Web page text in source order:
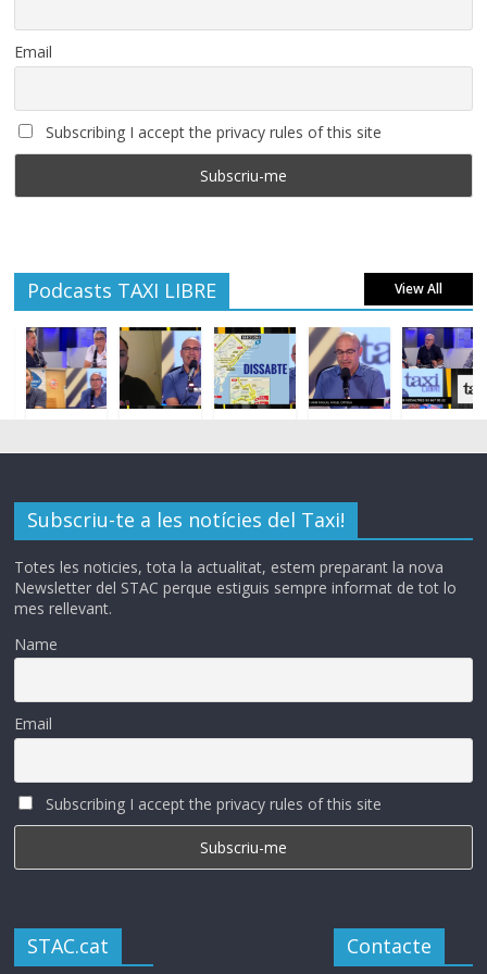
Email
Subscribing I accept the privacy rules of this site
Podcasts TAXI LIBRE View All
Subscriu-te a les notícies del Taxi!
Totes les noticies, tota la actualitat, estem preparant la nova
Newsletter del STAC perque estiguis sempre informat de tot lo
mes rellevant.
Name
Email
Subscribing I accept the privacy rules of this site
STAC.cat Contacte